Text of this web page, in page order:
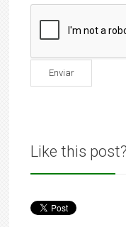
Like this post?